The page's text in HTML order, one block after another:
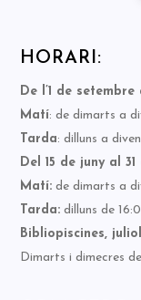
les
HORARI:
De l’1 de setembre
Matí: de dimarts a
Tarda: dilluns a
Del 15 de juny al 31
Matí: de dimarts a
Tarda: dilluns de
Bibliopiscines,
Dimarts i dimecres